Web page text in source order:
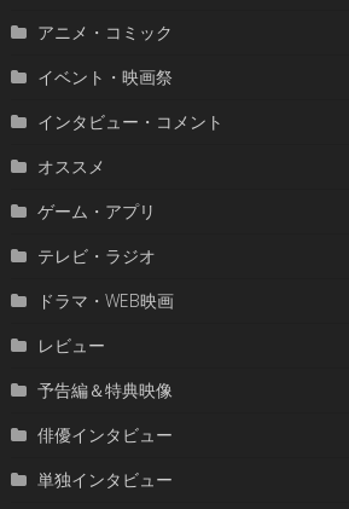
アニメ・コミック
イベント・映画祭
インタビュー・コメント
オススメ
ゲーム・アプリ
テレビ・ラジオ
ドラマ・WEB映画
レビュー
予告編＆特典映像
俳優インタビュー
単独インタビュー